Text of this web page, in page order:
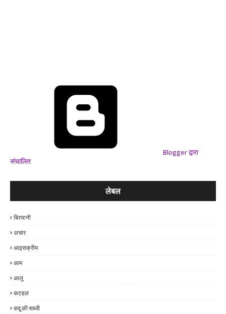
Blogger द्वारा
संचालित
लेबल
बिरयानी
अचार
आइसक्रीम
आम
आलू
कटहल
कद्दू की सब्जी